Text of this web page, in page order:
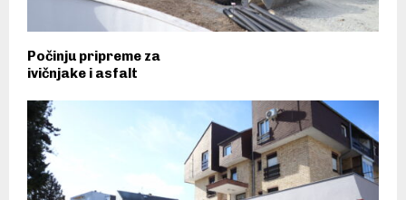
Počinju pripreme za
ivičnjake i asfalt